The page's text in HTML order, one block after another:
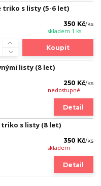
triko s listy (5-6 let)
350 Kč/ks
skladem 1 ks
Koupit
listy (8 let)
250 Kč/ks
nedostupné
Detail
s listy (8 let)
350 Kč/ks
skladem
Detail